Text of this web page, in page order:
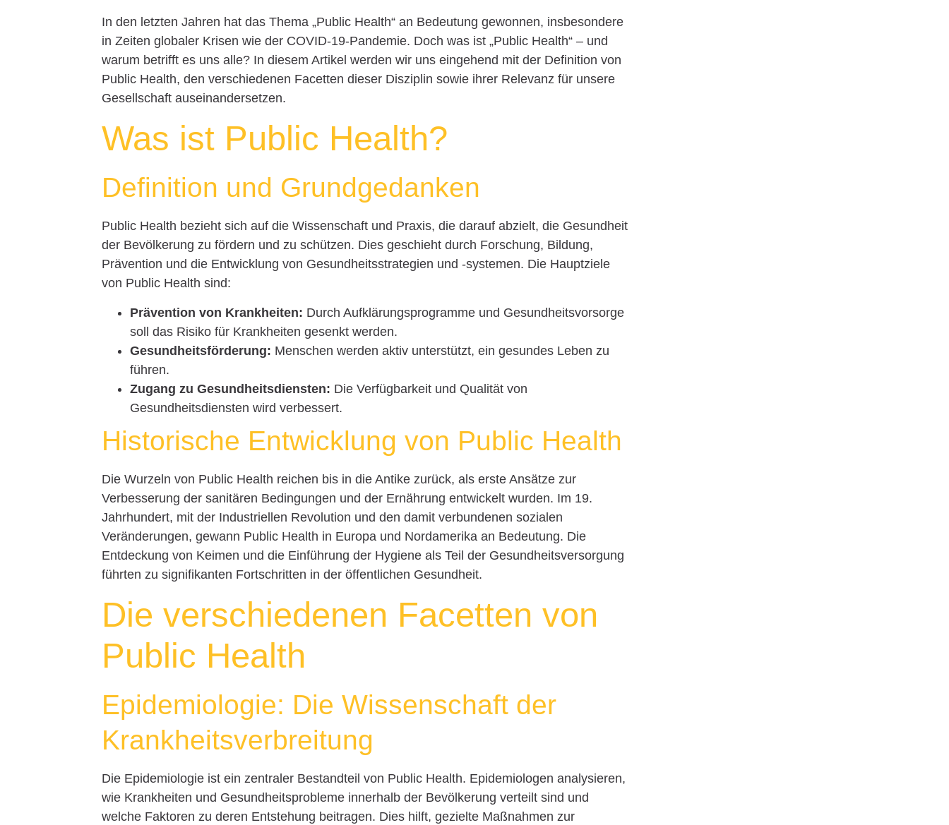
In den letzten Jahren hat das Thema „Public Health“ an Bedeutung gewonnen, insbesondere
in Zeiten globaler Krisen wie der COVID-19-Pandemie. Doch was ist „Public Health“ – und
warum betrifft es uns alle? In diesem Artikel werden wir uns eingehend mit der Definition von
Public Health, den verschiedenen Facetten dieser Disziplin sowie ihrer Relevanz für unsere
Gesellschaft auseinandersetzen.
Was ist Public Health?
Definition und Grundgedanken
Public Health bezieht sich auf die Wissenschaft und Praxis, die darauf abzielt, die Gesundheit
der Bevölkerung zu fördern und zu schützen. Dies geschieht durch Forschung, Bildung,
Prävention und die Entwicklung von Gesundheitsstrategien und -systemen. Die Hauptziele
von Public Health sind:
Prävention von Krankheiten: Durch Aufklärungsprogramme und Gesundheitsvorsorge
soll das Risiko für Krankheiten gesenkt werden.
Gesundheitsförderung: Menschen werden aktiv unterstützt, ein gesundes Leben zu
führen.
Zugang zu Gesundheitsdiensten: Die Verfügbarkeit und Qualität von
Gesundheitsdiensten wird verbessert.
Historische Entwicklung von Public Health
Die Wurzeln von Public Health reichen bis in die Antike zurück, als erste Ansätze zur
Verbesserung der sanitären Bedingungen und der Ernährung entwickelt wurden. Im 19.
Jahrhundert, mit der Industriellen Revolution und den damit verbundenen sozialen
Veränderungen, gewann Public Health in Europa und Nordamerika an Bedeutung. Die
Entdeckung von Keimen und die Einführung der Hygiene als Teil der Gesundheitsversorgung
führten zu signifikanten Fortschritten in der öffentlichen Gesundheit.
Die verschiedenen Facetten von
Public Health
Epidemiologie: Die Wissenschaft der
Krankheitsverbreitung
Die Epidemiologie ist ein zentraler Bestandteil von Public Health. Epidemiologen analysieren,
wie Krankheiten und Gesundheitsprobleme innerhalb der Bevölkerung verteilt sind und
welche Faktoren zu deren Entstehung beitragen. Dies hilft, gezielte Maßnahmen zur